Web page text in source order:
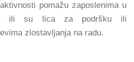
pomažu zaposlenima u
ili su lica za podršku ili
zlostavljanja na radu.